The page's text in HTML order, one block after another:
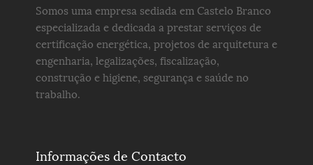
Somos uma empresa sediada em Castelo Branco
especializada e dedicada a prestar serviços de
certificação energética, projetos de arquitetura e
engenharia, legalizações, fiscalização,
construção e higiene, segurança e saúde no
trabalho.
Informações de Contacto